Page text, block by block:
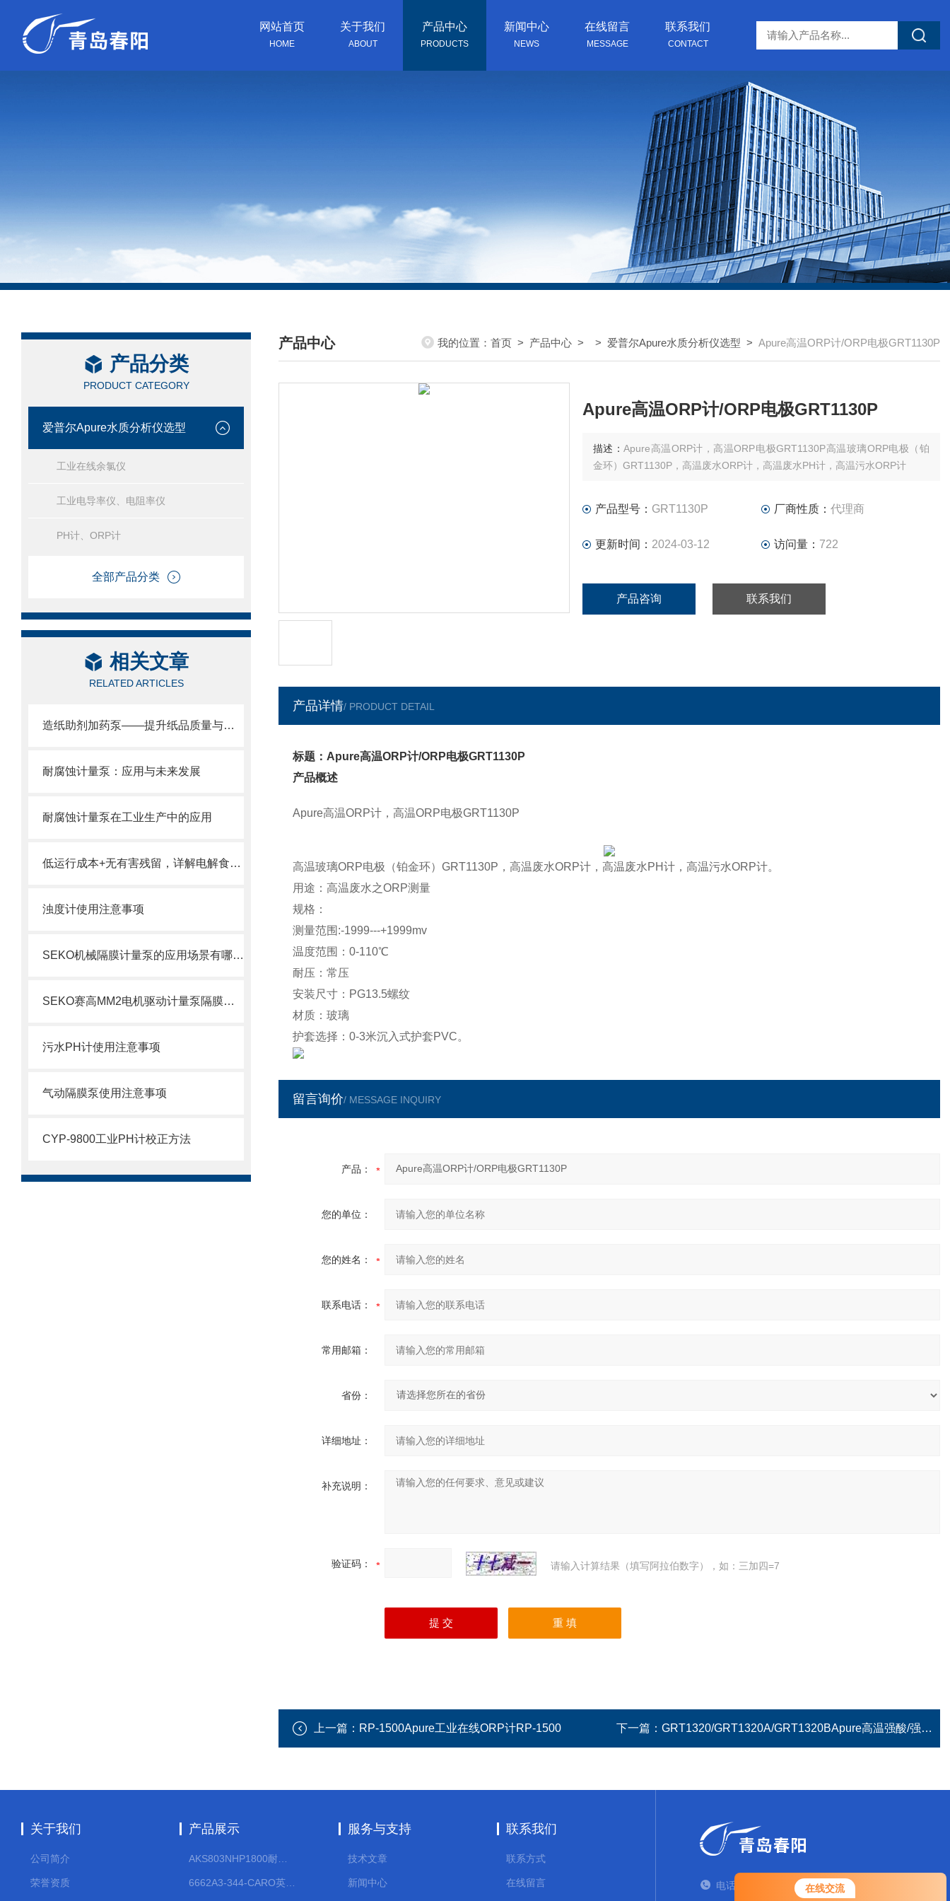
在线交流
网站首页
HOME
关于我们
ABOUT
产品中心
PRODUCTS
新闻中心
NEWS
在线留言
MESSAGE
联系我们
CONTACT
产品分类
PRODUCT CATEGORY
爱普尔Apure水质分析仪选型
工业在线余氯仪
工业电导率仪、电阻率仪
PH计、ORP计
全部产品分类
相关文章
RELATED ARTICLES
造纸助剂加药泵——提升纸品质量与生产效率的关键设备
耐腐蚀计量泵：应用与未来发展
耐腐蚀计量泵在工业生产中的应用
低运行成本+无有害残留，详解电解食盐水处理消毒设备在饮用水消毒中的核心优势
浊度计使用注意事项
SEKO机械隔膜计量泵的应用场景有哪些？
SEKO赛高MM2电机驱动计量泵隔膜更换步骤
污水PH计使用注意事项
气动隔膜泵使用注意事项
CYP-9800工业PH计校正方法
产品中心
/ PRODUCTS CENTER
我的位置： 首页 > 产品中心 > > 爱普尔Apure水质分析仪选型 > Apure高温ORP计/ORP电极GRT1130P
Apure高温ORP计/ORP电极GRT1130P
描述： Apure高温ORP计，高温ORP电极GRT1130P高温玻璃ORP电极（铂
金环）GRT1130P，高温废水ORP计，高温废水PH计，高温污水ORP计
产品型号： GRT1130P 厂商性质： 代理商
更新时间： 2024-03-12 访问量： 722
产品咨询 联系我们
产品详情/ PRODUCT DETAIL
标题：Apure高温ORP计/ORP电极GRT1130P
产品概述
Apure高温ORP计，高温ORP电极GRT1130P
高温玻璃ORP电极（铂金环）GRT1130P，高温废水ORP计，高温废水PH计，高温污水ORP计。
用途：高温废水之ORP测量
规格：
测量范围:-1999---+1999mv
温度范围：0-110℃
耐压：常压
安装尺寸：PG13.5螺纹
材质：玻璃
护套选择：0-3米沉入式护套PVC。
留言询价/ MESSAGE INQUIRY
产品：
您的单位：
您的姓名：
联系电话：
常用邮箱：
省份：
详细地址：
补充说明：
验证码： 请输入计算结果（填写阿拉伯数字），如：三加四=7
上一篇： RP-1500Apure工业在线ORP计RP-1500 下一篇： GRT1320/GRT1320A/GRT1320BApure高温强酸/强碱PH探头
关于我们
公司简介
荣誉资质
产品展示 服务与支持
技术文章
新闻中心
联系我们
联系方式
在线留言 电话：TEL